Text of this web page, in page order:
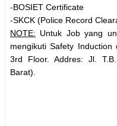
-BOSIET Certificate
-SKCK (Police Record
NOTE: Untuk Job yang
mengikuti Safety
3rd Floor. Addres: Jl.
Barat).